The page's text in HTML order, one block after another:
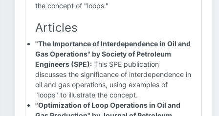
the concept of "loops."
Articles
"The Importance of Interdependence in Oil and
Gas Operations" by Society of Petroleum
Engineers (SPE): This SPE publication
discusses the significance of interdependence in
oil and gas operations, using examples of
"loops" to illustrate the concept.
"Optimization of Loop Operations in Oil and